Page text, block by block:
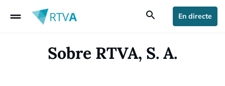
drag_handle search En directe
Sobre RTVA, S. A.